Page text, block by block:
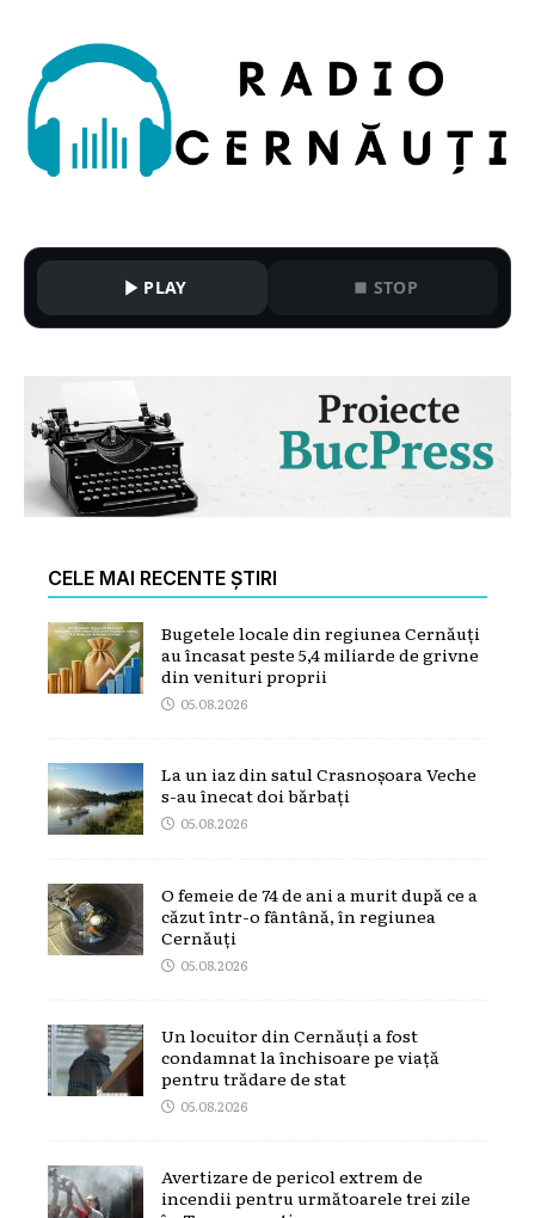
PLAY STOP
CELE MAI RECENTE ȘTIRI
Bugetele locale din regiunea Cernăuți
au încasat peste 5,4 miliarde de grivne
din venituri proprii
05.08.2026
La un iaz din satul Crasnoșoara Veche
s-au înecat doi bărbați
05.08.2026
O femeie de 74 de ani a murit după ce a
căzut într-o fântână, în regiunea
Cernăuți
05.08.2026
Un locuitor din Cernăuți a fost
condamnat la închisoare pe viață
pentru trădare de stat
05.08.2026
Avertizare de pericol extrem de
incendii pentru următoarele trei zile